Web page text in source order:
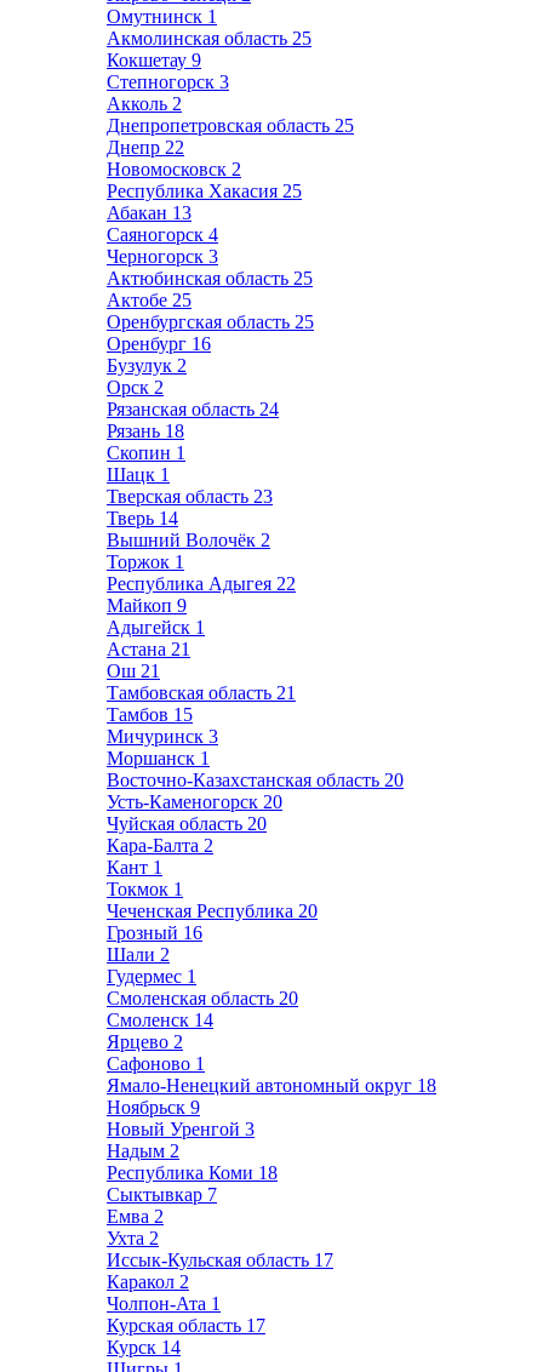
Омутнинск 1
Акмолинская область 25
Кокшетау 9
Степногорск 3
Акколь 2
Днепропетровская область 25
Днепр 22
Новомосковск 2
Республика Хакасия 25
Абакан 13
Саяногорск 4
Черногорск 3
Актюбинская область 25
Актобе 25
Оренбургская область 25
Оренбург 16
Бузулук 2
Орск 2
Рязанская область 24
Рязань 18
Скопин 1
Шацк 1
Тверская область 23
Тверь 14
Вышний Волочёк 2
Торжок 1
Республика Адыгея 22
Майкоп 9
Адыгейск 1
Астана 21
Ош 21
Тамбовская область 21
Тамбов 15
Мичуринск 3
Моршанск 1
Восточно-Казахстанская область 20
Усть-Каменогорск 20
Чуйская область 20
Кара-Балта 2
Кант 1
Токмок 1
Чеченская Республика 20
Грозный 16
Шали 2
Гудермес 1
Смоленская область 20
Смоленск 14
Ярцево 2
Сафоново 1
Ямало-Ненецкий автономный округ 18
Ноябрьск 9
Новый Уренгой 3
Надым 2
Республика Коми 18
Сыктывкар 7
Емва 2
Ухта 2
Иссык-Кульская область 17
Каракол 2
Чолпон-Ата 1
Курская область 17
Курск 14